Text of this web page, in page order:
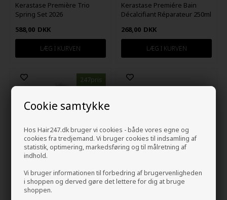
Cookie samtykke
Hos Hair247.dk bruger vi cookies - både vores egne og
cookies fra tredjemand. Vi bruger cookies til indsamling af
statistik, optimering, markedsføring og til målretning af
indhold.
Vi bruger informationen til forbedring af brugervenligheden
i shoppen og derved gøre det lettere for dig at bruge
shoppen.
Kerastase Première Trio
Spring Set 2026
588,00 DKK
Kerastase Premiére Bain
Décalcifiant Réparateur 250ml
268,00 DKK
247pris
Kerastase Premiére Bain
Décalcifiant Réparateur 500ml
Kerastase Premiére